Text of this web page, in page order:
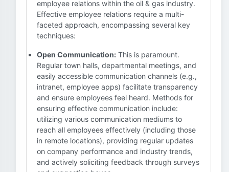
employee relations within the oil & gas industry.
Effective employee relations require a multi-
faceted approach, encompassing several key
techniques:
Open Communication: This is paramount.
Regular town halls, departmental meetings, and
easily accessible communication channels (e.g.,
intranet, employee apps) facilitate transparency
and ensure employees feel heard. Methods for
ensuring effective communication include:
utilizing various communication mediums to
reach all employees effectively (including those
in remote locations), providing regular updates
on company performance and industry trends,
and actively soliciting feedback through surveys